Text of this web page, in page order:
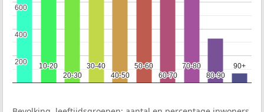
10-20
10-20
20-30
20-30
30-40
30-40
40-50
40-50
50-60
50-60
60-70
60-70
70-80
70-80
80-90
80-90
90+
90+
200
200
400
400
600
600